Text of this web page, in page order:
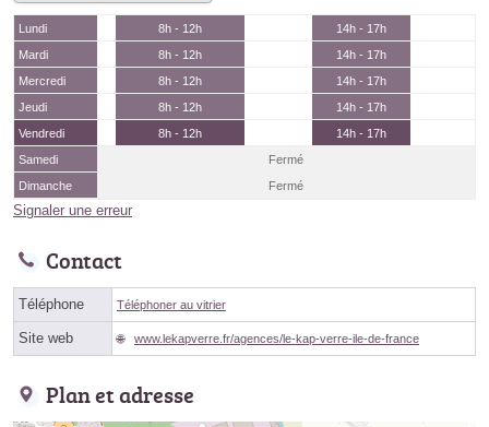
Lundi 8h - 12h
14h - 17h
Mardi
8h - 12h
14h - 17h
Mercredi
8h - 12h
14h - 17h
Jeudi
8h - 12h
14h - 17h
Vendredi
8h - 12h
14h - 17h
Samedi
Fermé
Dimanche
Fermé
Signaler une erreur
Contact
Téléphone Téléphoner au vitrier
Site web www.lekapverre.fr/agences/le-kap-verre-ile-de-france
Plan et adresse